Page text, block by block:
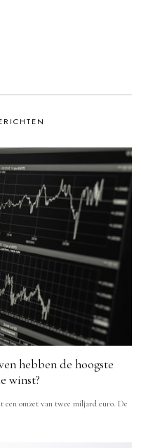
hebben de hoogste
winst?
een omzet van twee miljard euro. De